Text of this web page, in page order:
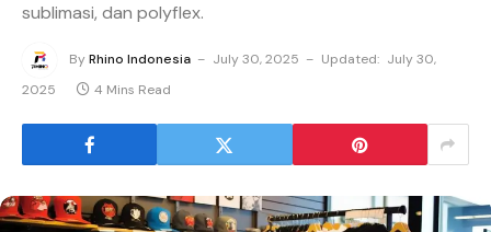
sublimasi, dan polyflex.
ByRhino Indonesia July 30, 2025 Updated: July 30,
2025
4 Mins Read